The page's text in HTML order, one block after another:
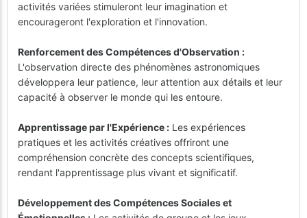
activités variées stimuleront leur imagination et
encourageront l'exploration et l'innovation.
Renforcement des Compétences d'Observation :
L'observation directe des phénomènes astronomiques
développera leur patience, leur attention aux détails et leur
capacité à observer le monde qui les entoure.
Apprentissage par l'Expérience : Les expériences
pratiques et les activités créatives offriront une
compréhension concrète des concepts scientifiques,
rendant l'apprentissage plus vivant et significatif.
Développement des Compétences Sociales et